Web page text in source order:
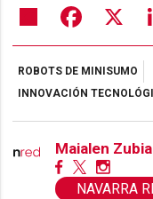
Share Facebook
ROBOTS DE MINISUMO
INNOVACIÓN
Maialen Zubia
NAVARRA